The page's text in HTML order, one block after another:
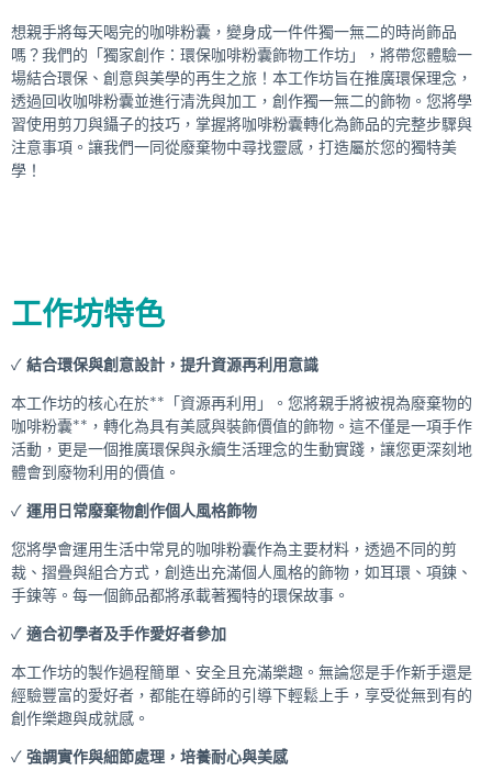
想親手將每天喝完的咖啡粉囊，變身成一件件獨一無二的時尚飾品
嗎？我們的「獨家創作：環保咖啡粉囊飾物工作坊」，將帶您體驗一
場結合環保、創意與美學的再生之旅！本工作坊旨在推廣環保理念，
透過回收咖啡粉囊並進行清洗與加工，創作獨一無二的飾物。您將學
習使用剪刀與鑷子的技巧，掌握將咖啡粉囊轉化為飾品的完整步驟與
注意事項。讓我們一同從廢棄物中尋找靈感，打造屬於您的獨特美
學！
工作坊特色
✓ 結合環保與創意設計，提升資源再利用意識
本工作坊的核心在於**「資源再利用」。您將親手將被視為廢棄物的
咖啡粉囊**，轉化為具有美感與裝飾價值的飾物。這不僅是一項手作
活動，更是一個推廣環保與永續生活理念的生動實踐，讓您更深刻地
體會到廢物利用的價值。
✓ 運用日常廢棄物創作個人風格飾物
您將學會運用生活中常見的咖啡粉囊作為主要材料，透過不同的剪
裁、摺疊與組合方式，創造出充滿個人風格的飾物，如耳環、項鍊、
手鍊等。每一個飾品都將承載著獨特的環保故事。
✓ 適合初學者及手作愛好者參加
本工作坊的製作過程簡單、安全且充滿樂趣。無論您是手作新手還是
經驗豐富的愛好者，都能在導師的引導下輕鬆上手，享受從無到有的
創作樂趣與成就感。
✓ 強調實作與細節處理，培養耐心與美感